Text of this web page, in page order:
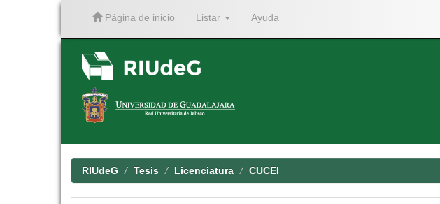
Página de inicio Listar Ayuda
RIUdeG Tesis Licenciatura CUCEI